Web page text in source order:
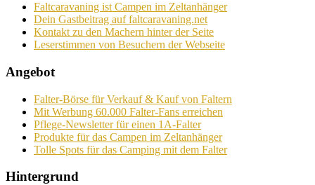
Faltcaravaning ist Campen im Zeltanhänger
Dein Gastbeitrag auf faltcaravaning.net
Kontakt zu den Machern hinter der Seite
Leserstimmen von Besuchern der Webseite
Angebot
Falter-Börse für Verkauf & Kauf von Faltern
Mit Werbung 60.000 Falter-Fans erreichen
Pflege-Newsletter für einen 1A-Falter
Produkte für das Campen im Zeltanhänger
Tolle Spots für das Camping mit dem Falter
Hintergrund